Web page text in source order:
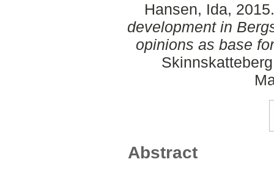
Hansen, Ida,
development in
opinions as base
Abstract